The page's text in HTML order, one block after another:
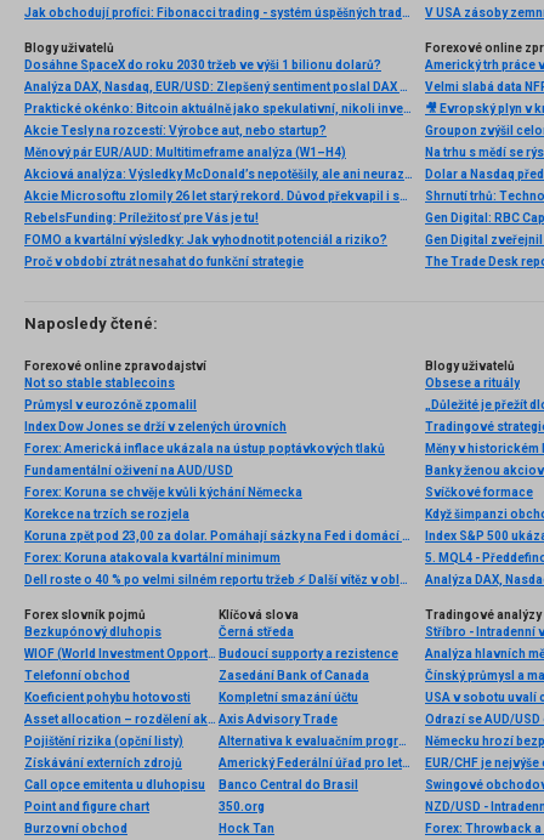
Jak obchodují profíci: Fibonacci trading - systém úspěšných traderů
V USA zásoby
Blogy uživatelů
Dosáhne SpaceX do roku 2030 tržeb ve výši 1 bilionu dolarů?
Analýza DAX, Nasdaq, EUR/USD: Zlepšený sentiment poslal DAX na nová maxima
Praktické okénko: Bitcoin aktuálně jako spekulativní, nikoli investiční aktivum
Akcie Tesly na rozcestí: Výrobce aut, nebo startup?
Měnový pár EUR/AUD: Multitimeframe analýza (W1–H4)
Akciová analýza: Výsledky McDonald’s nepotěšily, ale ani neurazily. Jakou vizi společnost prezentovala?
Akcie Microsoftu zlomily 26 let starý rekord. Důvod překvapil i samotné investory
RebelsFunding: Príležitosť pre Vás je tu!
FOMO a kvartální výsledky: Jak vyhodnotit potenciál a riziko?
Proč v období ztrát nesahat do funkční strategie
Forexové online
Americký trh práce
Velmi slabá data
🎥 Evropský plyn v
Dolar a Nasdaq
Naposledy čtené:
Forexové online zpravodajství
Not so stable stablecoins
Průmysl v eurozóně zpomalil
Index Dow Jones se drží v zelených úrovních
Forex: Americká inflace ukázala na ústup poptávkových tlaků
Fundamentální oživení na AUD/USD
Forex: Koruna se chvěje kvůli kýchání Německa
Korekce na trzích se rozjela
Koruna zpět pod 23,00 za dolar. Pomáhají sázky na Fed i domácí mzdy
Forex: Koruna atakovala kvartální minimum
Dell roste o 40 % po velmi silném reportu tržeb ⚡ Další vítěz v oblasti AI?
Blogy uživatelů
Obsese a rituály
Banky ženou
Svíčkové formace
Když šimpanzi
Index S&P 500
5. MQL4 -
Forex slovník pojmů
Bezkupónový dluhopis
WIOF (World Investment Opportunities Funds)
Telefonní obchod
Koeficient pohybu hotovosti
Asset allocation – rozdělení aktiv
Pojištění rizika (opční listy)
Získávání externích zdrojů
Call opce emitenta u dluhopisu
Point and figure chart
Burzovní obchod
Klíčová slova
Černá středa
Budoucí supporty a rezistence
Zasedání Bank of Canada
Kompletní smazání účtu
Axis Advisory Trade
Alternativa k evaluačním programům
Americký Federální úřad pro letectví (FAA)
Banco Central do Brasil
350.org
Hock Tan
Tradingové analýzy
Stříbro - Intradenní
Analýza hlavních
USA v sobotu uvalí
Odrazí se AUD/
Německu hrozí
EUR/CHF je
Swingové
NZD/USD -
Forex: Throwback